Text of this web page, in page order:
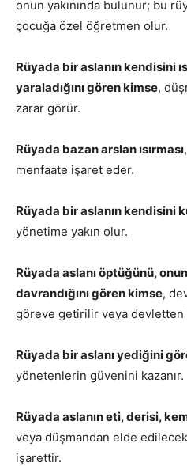
onun yakınında bulunur; bu
çocuğa özel öğretmen olur.
Rüyada bir aslanın kendisini
yaraladığını gören kimse,
zarar görür.
Rüyada bazan arslan ısırması
menfaate işaret eder.
Rüyada bir aslanın kendisini
yönetime yakın olur.
Rüyada aslanı öptüğünü,
davrandığını gören kimse,
göreve getirilir veya devletten
Rüyada bir aslanı yediğini
yönetenlerin güvenini kazanır.
Rüyada aslanın eti, derisi,
veya düşmandan elde
işarettir.